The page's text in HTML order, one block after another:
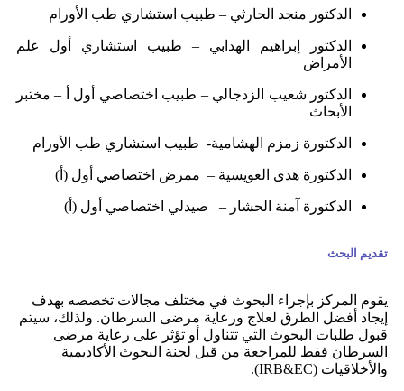
الدكتور منجد الحارثي – طبيب استشاري طب الأورام
الدكتور إبراهيم الهدابي – طبيب استشاري أول علم
الأمراض
الدكتور شعيب الزدجالي – طبيب اختصاصي أول أ – مختبر
الأبحاث
الدكتورة زمزم الهشامية- طبيب استشاري طب الأورام
الدكتورة هدى العويسية – ممرض اختصاصي أول (أ)
الدكتورة آمنة الحشار – صيدلي اختصاصي أول (أ)
تقديم البحث
يقوم المركز بإجراء البحوث في مختلف مجالات تخصصه بهدف
إيجاد أفضل الطرق لعلاج ورعاية مرضى السرطان. ولذلك، سيتم
قبول طلبات البحوث التي تتناول أو تؤثر على رعاية مرضى
السرطان فقط للمراجعة من قبل لجنة البحوث الأكاديمية
والأخلاقيات (IRB&EC).